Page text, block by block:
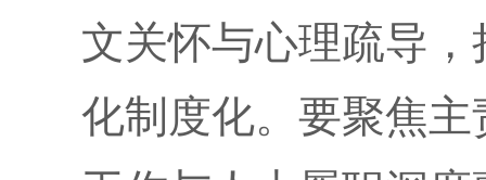
文关怀与心理疏导
化制度化。要聚焦